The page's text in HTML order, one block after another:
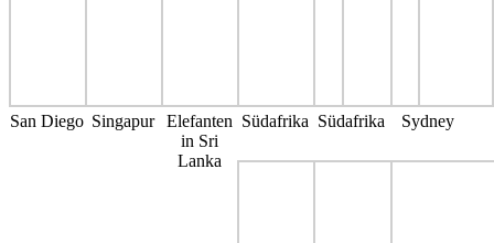
San Diego Singapur
Elefanten
in Sri
Lanka
Südafrika Südafrika Sydney